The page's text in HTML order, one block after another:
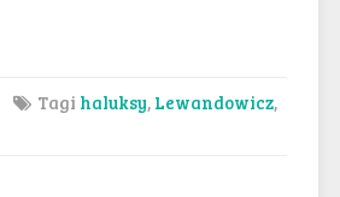
Tagi haluksy, Lewandowicz,